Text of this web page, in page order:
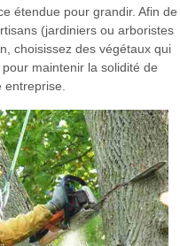
étendue pour grandir. Afin de
(jardiniers ou arboristes
choisissez des végétaux qui
maintenir la solidité de
entreprise.